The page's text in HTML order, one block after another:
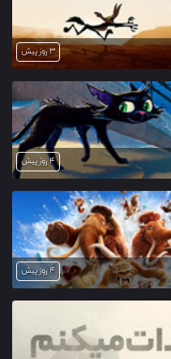
3 روز پیش
4 روز پیش
4 روز پیش